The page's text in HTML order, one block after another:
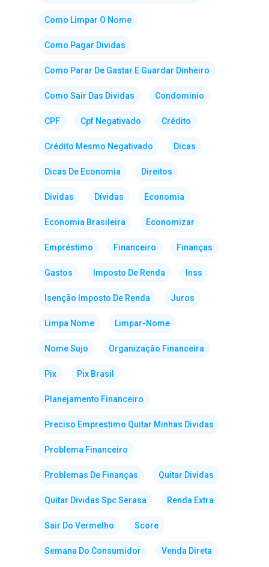
Como Limpar O Nome
Como Pagar Dividas
Como Parar De Gastar E Guardar Dinheiro
Como Sair Das Dividas Condominio
CPF Cpf Negativado Crédito
Crédito Mesmo Negativado Dicas
Dicas De Economia Direitos
Dividas Dívidas Economia
Economia Brasileira Economizar
Empréstimo Financeiro Finanças
Gastos Imposto De Renda Inss
Isenção Imposto De Renda Juros
Limpa Nome Limpar-Nome
Nome Sujo Organização Financeira
Pix Pix Brasil
Planejamento Financeiro
Preciso Emprestimo Quitar Minhas Dividas
Problema Financeiro
Problemas De Finanças Quitar Dividas
Quitar Dividas Spc Serasa Renda Extra
Sair Do Vermelho Score
Semana Do Consumidor Venda Direta